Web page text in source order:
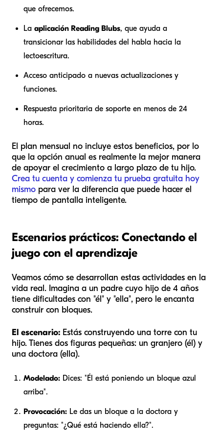
que ofrecemos.
La aplicación Reading Blubs, que ayuda a
transicionar las habilidades del habla hacia la
lectoescritura.
Acceso anticipado a nuevas actualizaciones y
funciones.
Respuesta prioritaria de soporte en menos de 24
horas.
El plan mensual no incluye estos beneficios, por lo
que la opción anual es realmente la mejor manera
de apoyar el crecimiento a largo plazo de tu hijo.
Crea tu cuenta y comienza tu prueba gratuita hoy
mismo para ver la diferencia que puede hacer el
tiempo de pantalla inteligente.
Escenarios prácticos: Conectando el
juego con el aprendizaje
Veamos cómo se desarrollan estas actividades en la
vida real. Imagina a un padre cuyo hijo de 4 años
tiene dificultades con "él" y "ella", pero le encanta
construir con bloques.
El escenario: Estás construyendo una torre con tu
hijo. Tienes dos figuras pequeñas: un granjero (él) y
una doctora (ella).
Modelado: Dices: "Él está poniendo un bloque azul
arriba".
Provocación: Le das un bloque a la doctora y
preguntas: "¿Qué está haciendo ella?".